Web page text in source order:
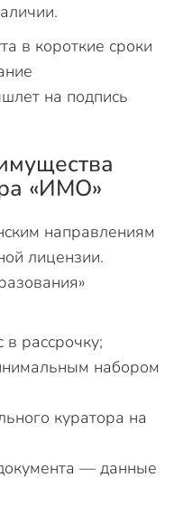
в короткие сроки
на подпись
«ИМО»
направлениям
лицензии.
в рассрочку;
набором
куратора на
— данные